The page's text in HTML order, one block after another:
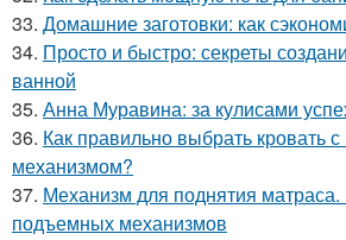
33. Домашние заготовки: как
34. Просто и быстро: секреты
ванной
35. Анна Муравина: за кулисами
36. Как правильно выбрать кровать
механизмом?
37. Механизм для поднятия
подъемных механизмов